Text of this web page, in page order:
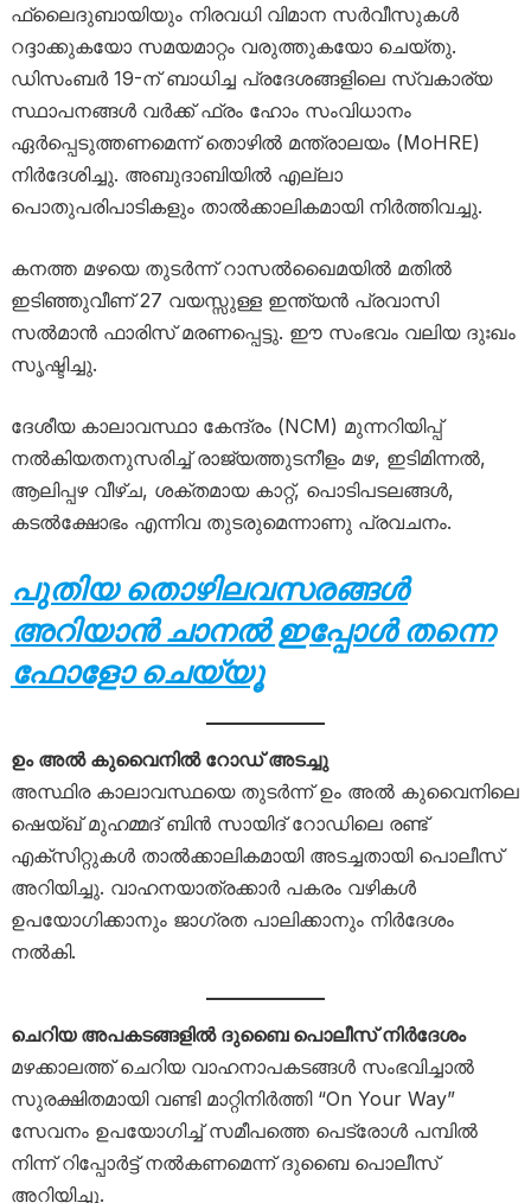
ഫ്ലൈദുബായിയും നിരവധി വിമാന സർവീസുകൾ
റദ്ദാക്കുകയോ സമയമാറ്റം വരുത്തുകയോ ചെയ്തു.
ഡിസംബർ 19-ന് ബാധിച്ച പ്രദേശങ്ങളിലെ സ്വകാര്യ
സ്ഥാപനങ്ങൾ വർക്ക് ഫ്രം ഹോം സംവിധാനം
ഏർപ്പെടുത്തണമെന്ന് തൊഴിൽ മന്ത്രാലയം (MoHRE)
നിർദേശിച്ചു. അബുദാബിയിൽ എല്ലാ
പൊതുപരിപാടികളും താൽക്കാലികമായി നിർത്തിവച്ചു.
കനത്ത മഴയെ തുടർന്ന് റാസൽഖൈമയിൽ മതിൽ
ഇടിഞ്ഞുവീണ് 27 വയസ്സുള്ള ഇന്ത്യൻ പ്രവാസി
സൽമാൻ ഫാരിസ് മരണപ്പെട്ടു. ഈ സംഭവം വലിയ ദുഃഖം
സൃഷ്ടിച്ചു.
ദേശീയ കാലാവസ്ഥാ കേന്ദ്രം (NCM) മുന്നറിയിപ്പ്
നൽകിയതനുസരിച്ച് രാജ്യത്തുടനീളം മഴ, ഇടിമിന്നൽ,
ആലിപ്പഴ വീഴ്ച, ശക്തമായ കാറ്റ്, പൊടിപടലങ്ങൾ,
കടൽക്ഷോഭം എന്നിവ തുടരുമെന്നാണു പ്രവചനം.
പുതിയ തൊഴിലവസരങ്ങൾ
അറിയാൻ ചാനൽ ഇപ്പോൾ തന്നെ
ഫോളോ ചെയ്യൂ
ഉം അൽ കുവൈനിൽ റോഡ് അടച്ചു
അസ്ഥിര കാലാവസ്ഥയെ തുടർന്ന് ഉം അൽ കുവൈനിലെ
ഷെയ്ഖ് മുഹമ്മദ് ബിൻ സായിദ് റോഡിലെ രണ്ട്
എക്സിറ്റുകൾ താൽക്കാലികമായി അടച്ചതായി പൊലീസ്
അറിയിച്ചു. വാഹനയാത്രക്കാർ പകരം വഴികൾ
ഉപയോഗിക്കാനും ജാഗ്രത പാലിക്കാനും നിർദേശം
നൽകി.
ചെറിയ അപകടങ്ങളിൽ ദുബൈ പൊലീസ് നിർദേശം
മഴക്കാലത്ത് ചെറിയ വാഹനാപകടങ്ങൾ സംഭവിച്ചാൽ
സുരക്ഷിതമായി വണ്ടി മാറ്റിനിർത്തി “On Your Way”
സേവനം ഉപയോഗിച്ച് സമീപത്തെ പെട്രോൾ പമ്പിൽ
നിന്ന് റിപ്പോർട്ട് നൽകണമെന്ന് ദുബൈ പൊലീസ്
അറിയിച്ചു.